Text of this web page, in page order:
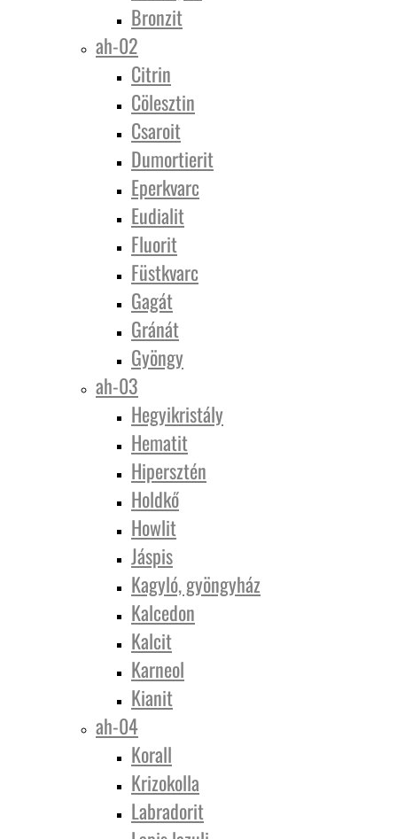
Bronzit
ah-02
Citrin
Cölesztin
Csaroit
Dumortierit
Eperkvarc
Eudialit
Fluorit
Füstkvarc
Gagát
Gránát
Gyöngy
ah-03
Hegyikristály
Hematit
Hipersztén
Holdkő
Howlit
Jáspis
Kagyló, gyöngyház
Kalcedon
Kalcit
Karneol
Kianit
ah-04
Korall
Krizokolla
Labradorit